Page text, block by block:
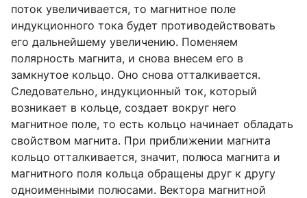
поток увеличивается, то магнитное поле
индукционного тока будет противодействовать
его дальнейшему увеличению. Поменяем
полярность магнита, и снова внесем его в
замкнутое кольцо. Оно снова отталкивается.
Следовательно, индукционный ток, который
возникает в кольце, создает вокруг него
магнитное поле, то есть кольцо начинает обладать
свойством магнита. При приближении магнита
кольцо отталкивается, значит, полюса магнита и
магнитного поля кольца обращены друг к другу
одноименными полюсами. Вектора магнитной